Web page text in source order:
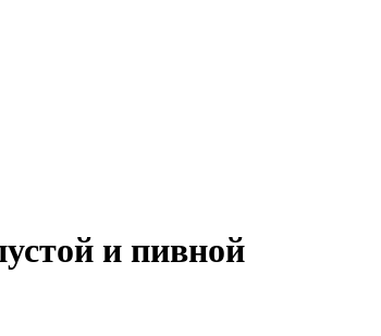
и пивной